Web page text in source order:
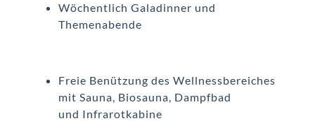
Wöchentlich Galadinner und
Themenabende
Freie Benützung des Wellnessbereiches
mit Sauna, Biosauna, Dampfbad
und Infrarotkabine